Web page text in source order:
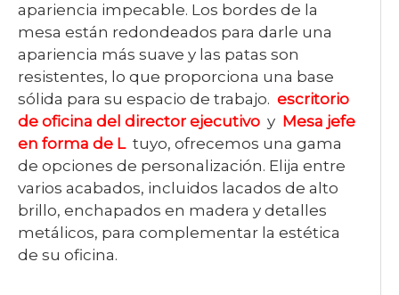
apariencia impecable. Los bordes de la
mesa están redondeados para darle una
apariencia más suave y las patas son
resistentes, lo que proporciona una base
sólida para su espacio de trabajo. escritorio
de oficina del director ejecutivo y Mesa jefe
en forma de L tuyo, ofrecemos una gama
de opciones de personalización. Elija entre
varios acabados, incluidos lacados de alto
brillo, enchapados en madera y detalles
metálicos, para complementar la estética
de su oficina.